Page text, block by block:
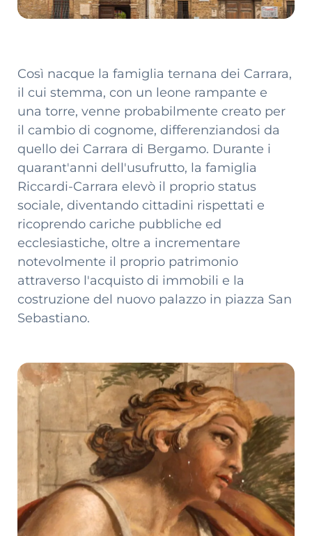
Così nacque la famiglia ternana dei Carrara,
il cui stemma, con un leone rampante e
una torre, venne probabilmente creato per
il cambio di cognome, differenziandosi da
quello dei Carrara di Bergamo. Durante i
quarant'anni dell'usufrutto, la famiglia
Riccardi-Carrara elevò il proprio status
sociale, diventando cittadini rispettati e
ricoprendo cariche pubbliche ed
ecclesiastiche, oltre a incrementare
notevolmente il proprio patrimonio
attraverso l'acquisto di immobili e la
costruzione del nuovo palazzo in piazza San
Sebastiano.